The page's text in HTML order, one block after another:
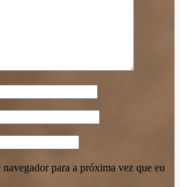
navegador para a próxima vez que eu